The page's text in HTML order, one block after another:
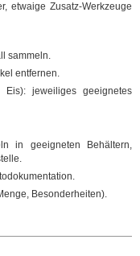
etwaige Zusatz‑Werkzeuge
sammeln.
entfernen.
Eis): jeweiliges geeignetes
in geeigneten Behältern,
Besonderheiten).